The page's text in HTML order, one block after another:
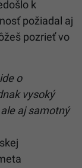
k
požiadal aj
pozrieť vo
o
vysoký
aj samotný